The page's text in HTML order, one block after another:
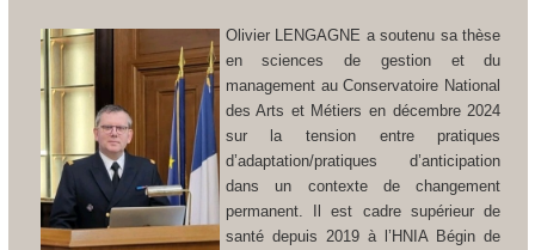
Olivier LENGAGNE a soutenu sa thèse
en sciences de gestion et du
management au Conservatoire National
des Arts et Métiers en décembre 2024
sur la tension entre pratiques
d’adaptation/pratiques d’anticipation
dans un contexte de changement
permanent. Il est cadre supérieur de
santé depuis 2019 à l’HNIA Bégin de